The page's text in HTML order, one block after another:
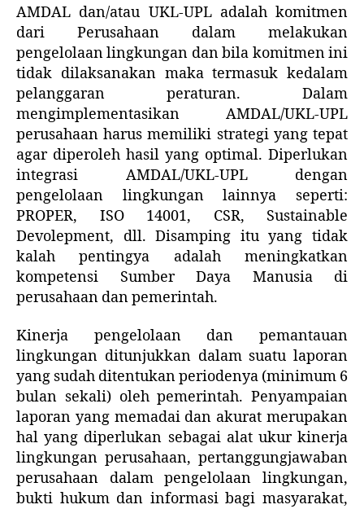
AMDAL dan/atau UKL-UPL adalah komitmen
dari Perusahaan dalam melakukan
pengelolaan lingkungan dan bila komitmen ini
tidak dilaksanakan maka termasuk kedalam
pelanggaran peraturan. Dalam
mengimplementasikan AMDAL/UKL-UPL
perusahaan harus memiliki strategi yang tepat
agar diperoleh hasil yang optimal. Diperlukan
integrasi AMDAL/UKL-UPL dengan
pengelolaan lingkungan lainnya seperti:
PROPER, ISO 14001, CSR, Sustainable
Devolepment, dll. Disamping itu yang tidak
kalah pentingya adalah meningkatkan
kompetensi Sumber Daya Manusia di
perusahaan dan pemerintah.
Kinerja pengelolaan dan pemantauan
lingkungan ditunjukkan dalam suatu laporan
yang sudah ditentukan periodenya (minimum 6
bulan sekali) oleh pemerintah. Penyampaian
laporan yang memadai dan akurat merupakan
hal yang diperlukan sebagai alat ukur kinerja
lingkungan perusahaan, pertanggungjawaban
perusahaan dalam pengelolaan lingkungan,
bukti hukum dan informasi bagi masyarakat,